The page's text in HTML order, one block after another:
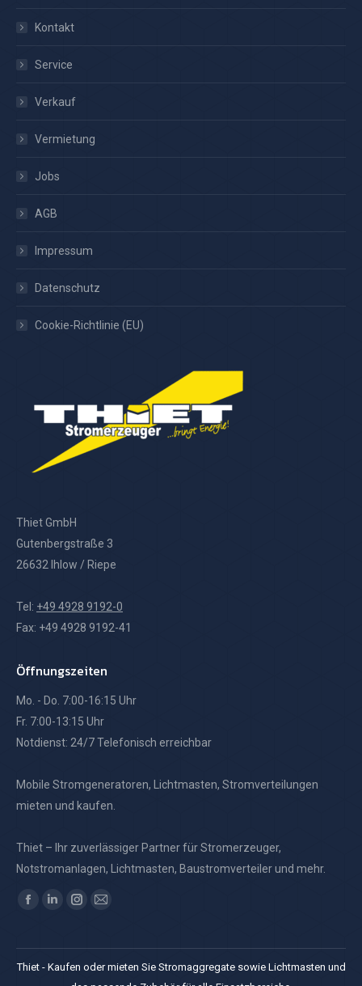
Kontakt
Service
Verkauf
Vermietung
Jobs
AGB
Impressum
Datenschutz
Cookie-Richtlinie (EU)
Thiet GmbH
Gutenbergstraße 3
26632 Ihlow / Riepe
Tel: +49 4928 9192-0
Fax: +49 4928 9192-41
Öffnungszeiten
Mo. - Do. 7:00-16:15 Uhr
Fr. 7:00-13:15 Uhr
Notdienst: 24/7 Telefonisch erreichbar
Mobile Stromgeneratoren, Lichtmasten, Stromverteilungen
mieten und kaufen.
Thiet – Ihr zuverlässiger Partner für Stromerzeuger,
Notstromanlagen, Lichtmasten, Baustromverteiler und mehr.
Finden Sie uns auf:
Facebook
opens
in
Linkedin
opens
in
Instagram
opens
in
E-
page
opens
Thiet - Kaufen oder mieten Sie Stromaggregate sowie Lichtmasten und